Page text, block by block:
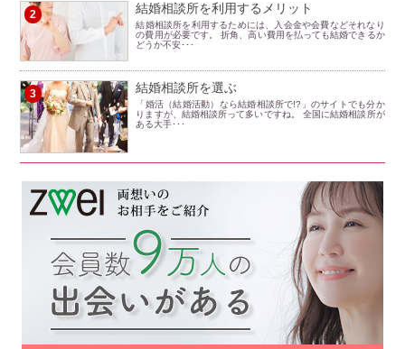
2 結婚相談所を利用するメリット
結婚相談所を利用するためには、入会金や会費などそれなり
の費用が必要です。 折角、高い費用を払っても結婚できるか
どうか不安･･･
3 結婚相談所を選ぶ
「婚活（結婚活動）なら結婚相談所で!?」のサイトでも分か
りますが、結婚相談所って多いですね。 全国に結婚相談所が
ある大手･･･